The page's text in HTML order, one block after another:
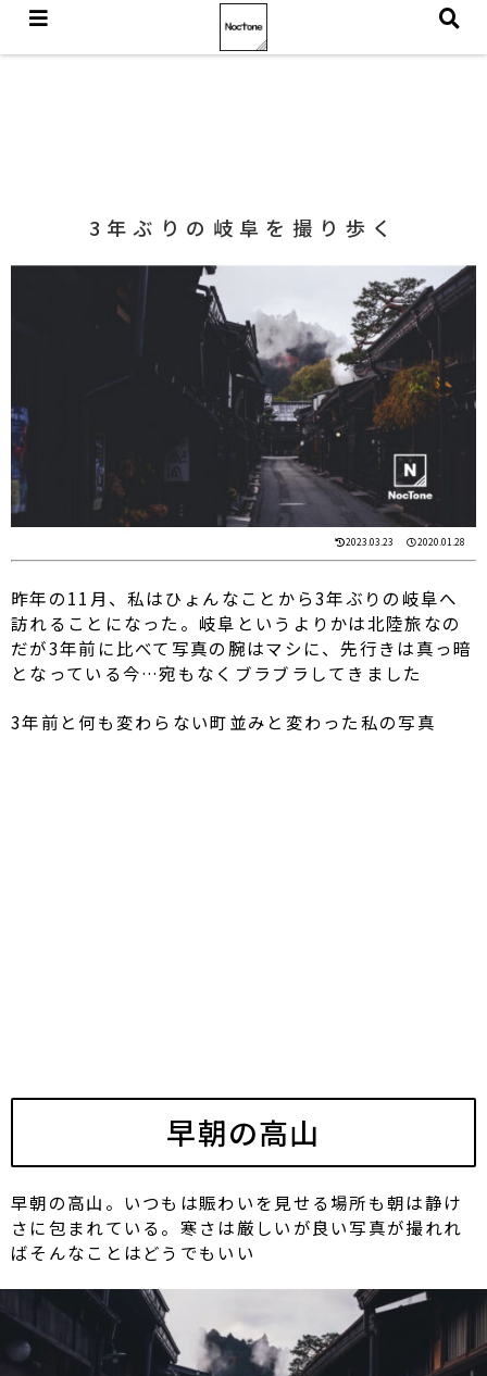
3年ぶりの岐阜を撮り歩く
2023.03.23 2020.01.28
昨年の11月、私はひょんなことから3年ぶりの岐阜へ
訪れることになった。岐阜というよりかは北陸旅なの
だが3年前に比べて写真の腕はマシに、先行きは真っ暗
となっている今…宛もなくブラブラしてきました
3年前と何も変わらない町並みと変わった私の写真
早朝の高山
早朝の高山。いつもは賑わいを見せる場所も朝は静け
さに包まれている。寒さは厳しいが良い写真が撮れれ
ばそんなことはどうでもいい